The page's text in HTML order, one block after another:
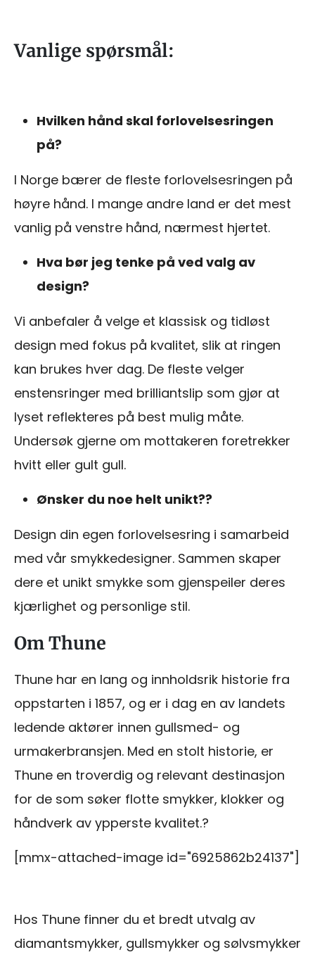
Vanlige spørsmål:
Hvilken hånd skal forlovelsesringen
på?
I Norge bærer de fleste forlovelsesringen på
høyre hånd. I mange andre land er det mest
vanlig på venstre hånd, nærmest hjertet.
Hva bør jeg tenke på ved valg av
design?
Vi anbefaler å velge et klassisk og tidløst
design med fokus på kvalitet, slik at ringen
kan brukes hver dag. De fleste velger
enstensringer med brilliantslip som gjør at
lyset reflekteres på best mulig måte.
Undersøk gjerne om mottakeren foretrekker
hvitt eller gult gull.
Ønsker du noe helt unikt??
Design din egen forlovelsesring i samarbeid
med vår smykkedesigner. Sammen skaper
dere et unikt smykke som gjenspeiler deres
kjærlighet og personlige stil.
Om Thune
Thune har en lang og innholdsrik historie fra
oppstarten i 1857, og er i dag en av landets
ledende aktører innen gullsmed- og
urmakerbransjen. Med en stolt historie, er
Thune en troverdig og relevant destinasjon
for de som søker flotte smykker, klokker og
håndverk av ypperste kvalitet.?
[mmx-attached-image id="6925862b24137"]
Hos Thune finner du et bredt utvalg av
diamantsmykker, gullsmykker og sølvsmykker